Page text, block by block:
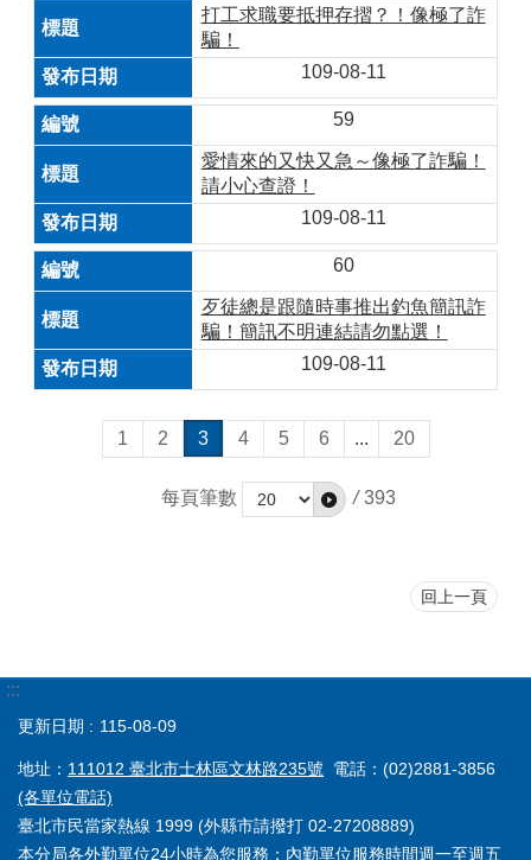
打工求職要抵押存摺？！像極了詐
騙！
109-08-11
59
愛情來的又快又急～像極了詐騙！
請小心查證！
109-08-11
60
歹徒總是跟隨時事推出釣魚簡訊詐
騙！簡訊不明連結請勿點選！
109-08-11
1 2 3 4 5 6 ... 20
每頁筆數 / 393
回上一頁
:::
更新日期 115-08-09
地址： 111012 臺北市士林區文林路235號 電話：(02)2881-3856
(各單位電話)
臺北市民當家熱線 1999 (外縣市請撥打 02-27208889)
本分局各外勤單位24小時為您服務；內勤單位服務時間週一至週五